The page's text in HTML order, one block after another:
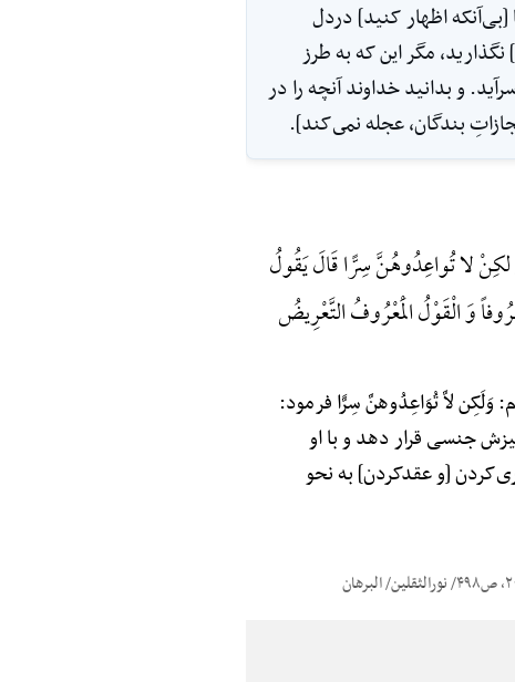
اظهار کنید] دردل
نگذارید، مگر این که به طرز
و بدانید خداوند آنچه را در
بندگان، عجله نمى‌کند].
لا تُواعِدُوهُنَّ سِرًّا قَالَ یَقُولُ
وَ الْقَوْلُ الْمَعْرُوفُ التَّعْرِیضُ
وَلَکِن لاَّ تُوَاعِدُوهنَّ سِرًّا فرمود:
جنسی قرار دهد و با او
[و عقدکردن] به نحو